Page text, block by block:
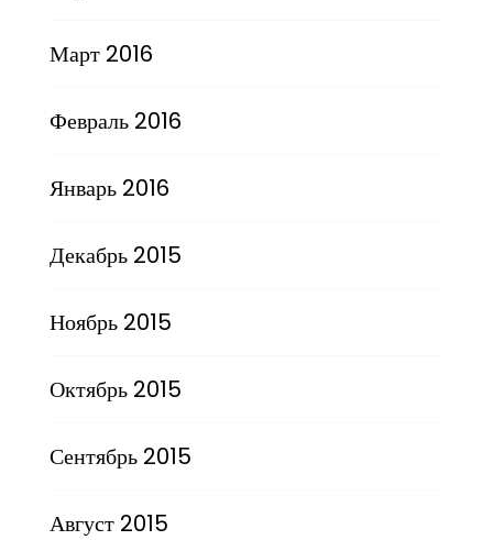
Март 2016
Февраль 2016
Январь 2016
Декабрь 2015
Ноябрь 2015
Октябрь 2015
Сентябрь 2015
Август 2015